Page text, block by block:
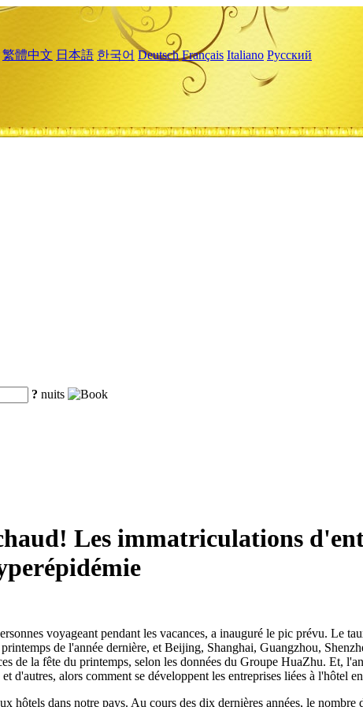
繁體中文 日本語 한국어 Deutsch Français Italiano Русский
? nuits
Les immatriculations
voyageant pendant les vacances, a inauguré le pic prévu. Le
de l'année dernière, et Beijing, Shanghai, Guangzhou,
de la fête du printemps, selon les données du Groupe HuaZhu. Et,
d'autres, alors comment se développent les entreprises liées à l'hôtel
hôtels dans notre pays. Au cours des dix dernières années, le